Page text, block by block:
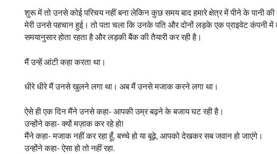
शुरू में तो उनसे कोई परिचय नहीं बना लेकिन कुछ समय बाद हमारे क्षेत्र में पीने के पानी
मेरी उनसे पहचान हुई। तो पता चला कि उनके पति और दोनों लड़के एक प्राइवेट कंपनी
समयानुसार होता रहता है और लड़की बैंक की तैयारी कर रही है।
मैं उन्हें आंटी कहा करता था।
धीरे धीरे मैं उनसे खुलने लगा था। अब मैं उनसे मजाक करने लगा था।
ऐसे ही एक दिन मैंने उनसे कहा- आपकी उम्र बढ़ने के बजाय घट रही है।
उन्होंने कहा- क्यों मज़ाक कर रहे हो!
मैंने कहा- मजाक नहीं कर रहा हूँ, बच्चे हो या बूढ़े, आपको देखकर सब जवान हो जाएंगे।
उन्होंने कहा- ऐसा हो तो नहीं रहा.